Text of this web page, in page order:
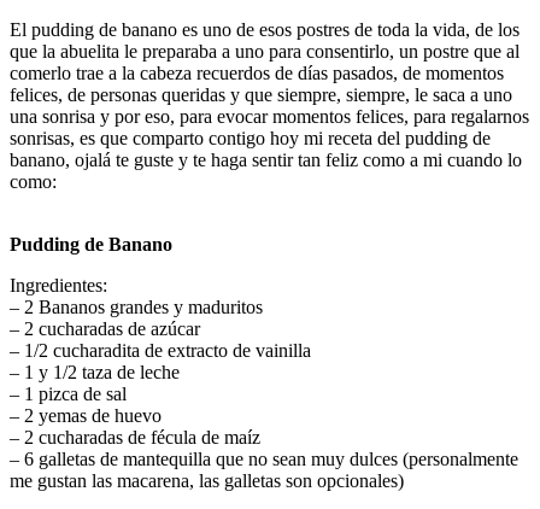
El pudding de banano es uno de esos postres de toda la vida, de los
que la abuelita le preparaba a uno para consentirlo, un postre que al
comerlo trae a la cabeza recuerdos de días pasados, de momentos
felices, de personas queridas y que siempre, siempre, le saca a uno
una sonrisa y por eso, para evocar momentos felices, para regalarnos
sonrisas, es que comparto contigo hoy mi receta del pudding de
banano, ojalá te guste y te haga sentir tan feliz como a mi cuando lo
como:
Pudding de Banano
Ingredientes:
– 2 Bananos grandes y maduritos
– 2 cucharadas de azúcar
– 1/2 cucharadita de extracto de vainilla
– 1 y 1/2 taza de leche
– 1 pizca de sal
– 2 yemas de huevo
– 2 cucharadas de fécula de maíz
– 6 galletas de mantequilla que no sean muy dulces (personalmente
me gustan las macarena, las galletas son opcionales)